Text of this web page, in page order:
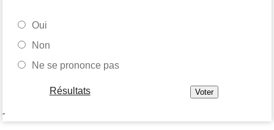
Oui
Non
Ne se prononce pas
Résultats
-